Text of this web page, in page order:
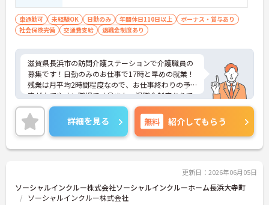
車通勤可 未経験OK 日勤のみ 年間休日110日以上
ボーナス・賞与あり
社会保険完備
交通費支給 退職金制度あり
滋賀県長浜市の訪問介護ステーションで介護職員の
募集です！日勤のみのお仕事で17時と早めの就業！
残業は月平均2時間程度なので、お仕事終わりの予
定が立てやすい職場です◎また、退職金制度ありで
安心して長く働きやすい環境が整っています♪ご興
味のある方は面接ポイントをお伝えしますので、お
気軽にご連絡ください！
詳細を見る 無料 紹介してもらう
更新日：2026年06月05日
ソーシャルインクルー株式会社ソーシャルインクルーホーム長浜大寺町
ソーシャルインクルー株式会社